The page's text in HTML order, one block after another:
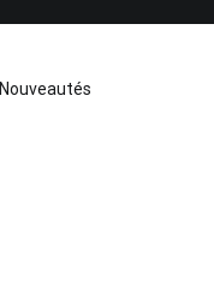
Nouveautés